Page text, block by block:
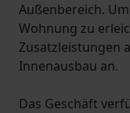
Außenbereich.
Wohnung zu
Zusatzleistungen
Innenausbau an.
Das Geschäft